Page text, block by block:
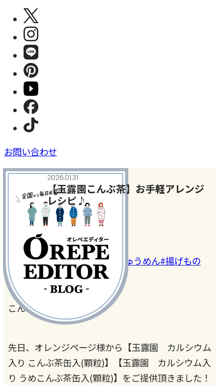
お問い合わせ
2026.01.31
【玉露園こんぶ茶】お手軽アレンジ
レシピ♪
今日、何作った？
#こんぶ茶がすごすぎる！
#にゅうめん#揚げもの
こんにちは、kimiです♪
先日、オレンジページ様から【玉露園 カルシウム
入り こんぶ茶缶入(顆粒)】【玉露園 カルシウム入
り うめこんぶ茶缶入(顆粒)】をご提供頂きました！